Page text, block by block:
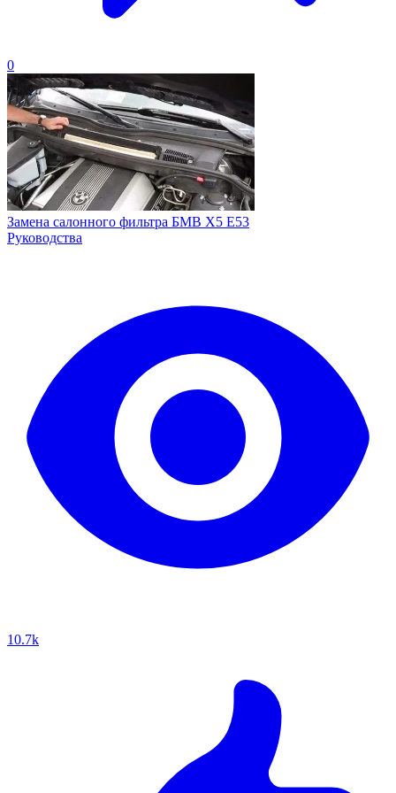
0
Замена салонного фильтра БМВ X5 E53
Руководства
10.7k